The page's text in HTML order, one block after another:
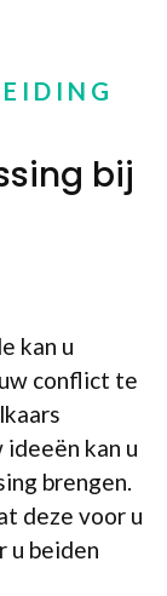
bij
kan u
conflict te
kan u
brengen.
deze voor u
u beiden